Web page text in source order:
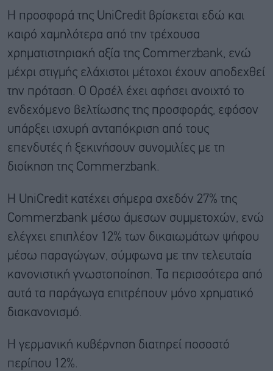
Η προσφορά της UniCredit βρίσκεται εδώ και
καιρό χαμηλότερα από την τρέχουσα
χρηματιστηριακή αξία της Commerzbank, ενώ
μέχρι στιγμής ελάχιστοι μέτοχοι έχουν αποδεχθεί
την πρόταση. Ο Ορσέλ έχει αφήσει ανοιχτό το
ενδεχόμενο βελτίωσης της προσφοράς, εφόσον
υπάρξει ισχυρή ανταπόκριση από τους
επενδυτές ή ξεκινήσουν συνομιλίες με τη
διοίκηση της Commerzbank.
Η UniCredit κατέχει σήμερα σχεδόν 27% της
Commerzbank μέσω άμεσων συμμετοχών, ενώ
ελέγχει επιπλέον 12% των δικαιωμάτων ψήφου
μέσω παραγώγων, σύμφωνα με την τελευταία
κανονιστική γνωστοποίηση. Τα περισσότερα από
αυτά τα παράγωγα επιτρέπουν μόνο χρηματικό
διακανονισμό.
Η γερμανική κυβέρνηση διατηρεί ποσοστό
περίπου 12%.